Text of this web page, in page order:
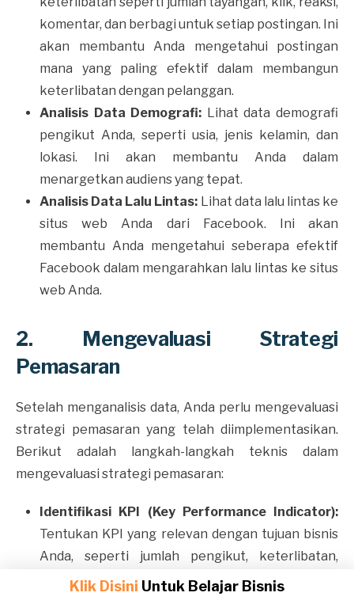
komentar, dan berbagi untuk setiap postingan. Ini
akan membantu Anda mengetahui postingan
mana yang paling efektif dalam membangun
keterlibatan dengan pelanggan.
Analisis Data Demografi: Lihat data demografi
pengikut Anda, seperti usia, jenis kelamin, dan
lokasi. Ini akan membantu Anda dalam
menargetkan audiens yang tepat.
Analisis Data Lalu Lintas: Lihat data lalu lintas ke
situs web Anda dari Facebook. Ini akan
membantu Anda mengetahui seberapa efektif
Facebook dalam mengarahkan lalu lintas ke situs
web Anda.
2. Mengevaluasi Strategi
Pemasaran
Setelah menganalisis data, Anda perlu mengevaluasi
strategi pemasaran yang telah diimplementasikan.
Berikut adalah langkah-langkah teknis dalam
mengevaluasi strategi pemasaran:
Identifikasi KPI (Key Performance Indicator):
Tentukan KPI yang relevan dengan tujuan bisnis
Anda, seperti jumlah pengikut, keterlibatan,
konversi, dan ROI (Return on Investment).
Klik Disini Untuk Belajar Bisnis